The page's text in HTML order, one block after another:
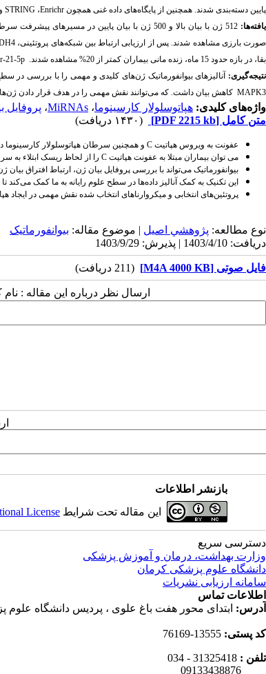
پایین دسته‌بندی شدند. همچنین از پایگاه‌های داده غنی همچون Enrichr، STRING و
یافته‌ها: 512 ژن با بیان بالا و 500 ژن با بیان پایین در مسیرهای پیشرفت سرطان هپاتوسلولار کارسینوما نقش داشتند. مسیر‌های چرخه سلولی، چسبندگی سلولی،
صورت بارزی مشاهده شدند. پس از ارزیابی ارتباط بین شبکه‌های پروتئینی،
بقا، در بازه حدود 15 ماه، زنده مانی بیماران کمتر از 20% مشاهده شدند.
21-5p
نتیجه‌گیری: آنالیزهای بیوانفورماتیک ژن‌های کلیدی و مهمی را با بررسی در
MAPK3 کاهش بیان داشت. که میتوانند نقش مهمی را در هدف قرار دادن
واژه‌های کلیدی: هپاتوسلولار کارسینوما، MiRNAs، پروفایل
متن کامل [PDF 2215 kb] (۱۴۳۰ دریافت)
عفونت به ویروس هپاتیت
و همچنین سرطان هپاتوسلولار کارسینوما
می توان بیماران مبتلا به عفونت هپاتیت
را از لحاظ ریسک ابتلاء به
بیوانفورماتیک می‌تواند با بررسی پروفایل بیان ژن، ارتباط افتراق بیان
این تکنیک به کمک آنالیز داده‌ها در سطح علوم رایانه به ما کمک می‌کند
پروتئین‌های انتخابی و میکروارناهای انتخاب شده نقش مهمی در ایجاد
نوع مطالعه: پژوهشي اصیل | موضوع مقاله: بیوانفورماتیک
دریافت: 1403/4/10 | پذیرش: 1403/9/29
فایل صوتی [M4A 4000 KB] (211 دریافت)
ارسال نظر درباره این مقاله :
بازنشر اطلاعات
این مقاله تحت شرایط License
دسترسی سریع
وزارت بهداشت، درمان و آموزش پزشکی
دانشگاه علوم پزشکی کرمان
سامانه ارزیابی نشریات
اطلاعات تماس
آدرس: ابتدای محور هفت باغ علوی ، پردیس دانشگاه
کد پستی:
تلفن : 31325418 - 034